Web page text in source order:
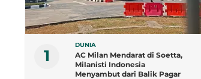
1
DUNIA
AC Milan Mendarat di Soetta,
Milanisti Indonesia
Menyambut dari Balik Pagar